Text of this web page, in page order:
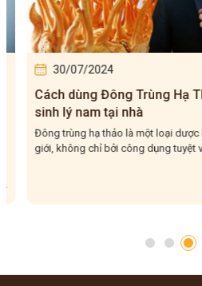
30/07/2024
Cách dùng Đông Trùng Hạ
sinh lý nam tại nhà
Đông trùng hạ thảo là một loại dược
giới, không chỉ bởi công dụng tuyệt vời